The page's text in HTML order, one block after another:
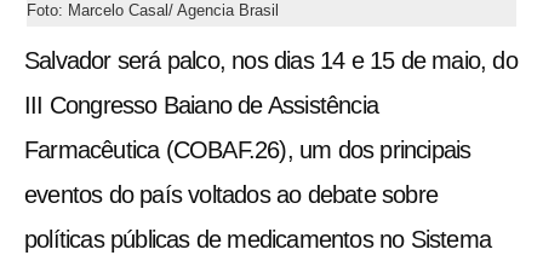
Foto: Marcelo Casal/ Agencia Brasil
Salvador será palco, nos dias 14 e 15 de maio, do
III Congresso Baiano de Assistência
Farmacêutica (COBAF.26), um dos principais
eventos do país voltados ao debate sobre
políticas públicas de medicamentos no Sistema